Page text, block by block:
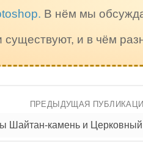
В нём мы
существуют, и в чём
ПРЕДЫДУЩАЯ
Шайтан-камень и